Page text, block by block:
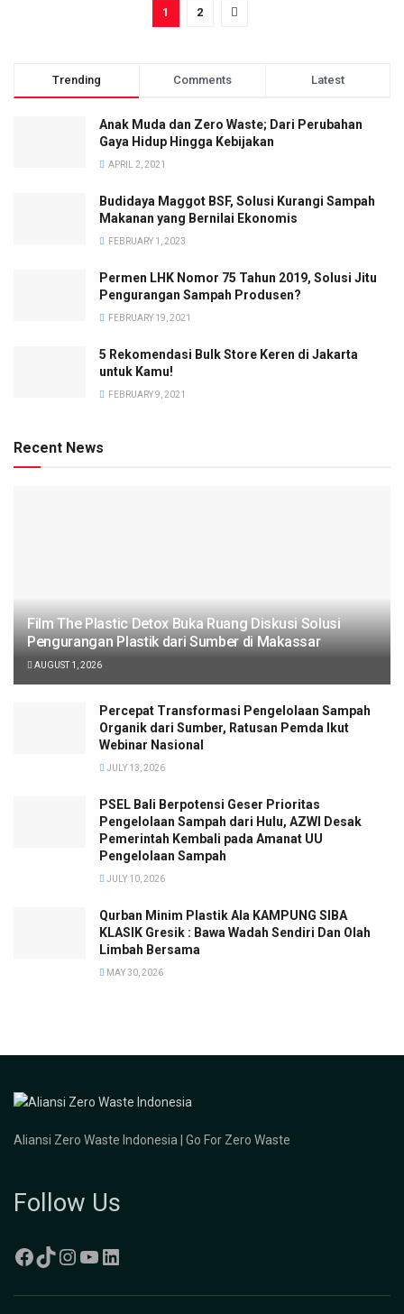
1 2
Trending Comments Latest
Anak Muda dan Zero Waste; Dari Perubahan
Gaya Hidup Hingga Kebijakan
APRIL 2, 2021
Budidaya Maggot BSF, Solusi Kurangi Sampah
Makanan yang Bernilai Ekonomis
FEBRUARY 1, 2023
Permen LHK Nomor 75 Tahun 2019, Solusi Jitu
Pengurangan Sampah Produsen?
FEBRUARY 19, 2021
5 Rekomendasi Bulk Store Keren di Jakarta
untuk Kamu!
FEBRUARY 9, 2021
Recent News
Film The Plastic Detox Buka Ruang Diskusi Solusi
Pengurangan Plastik dari Sumber di Makassar
AUGUST 1, 2026
Percepat Transformasi Pengelolaan Sampah
Organik dari Sumber, Ratusan Pemda Ikut
Webinar Nasional
JULY 13, 2026
PSEL Bali Berpotensi Geser Prioritas
Pengelolaan Sampah dari Hulu, AZWI Desak
Pemerintah Kembali pada Amanat UU
Pengelolaan Sampah
JULY 10, 2026
Qurban Minim Plastik Ala KAMPUNG SIBA
KLASIK Gresik : Bawa Wadah Sendiri Dan Olah
Limbah Bersama
MAY 30, 2026
Aliansi Zero Waste Indonesia | Go For Zero Waste
Follow Us